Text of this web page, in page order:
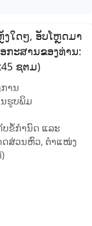
ໃດໆ, ອັບໂຫຼດມາ
ກະສານຂອງທ່ານ:
ຊຕມ)
ານ
ນຮູບພິມ
ບຂໍ້ກໍານົດ ແລະ
ສ່ວນຫົວ, ຕໍາແໜ່ງ